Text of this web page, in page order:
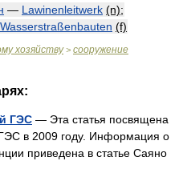
— Lawinenleitwerk (n);
Wasserstraßenbauten (f)
хозяйству> сооружение
ГЭС — Эта статья посвящена
в 2009 году. Информация о
приведена в статье Саяно